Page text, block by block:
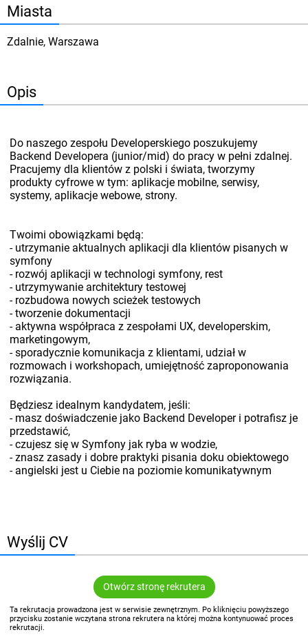
Miasta
Zdalnie, Warszawa
Opis
Do naszego zespołu Developerskiego poszukujemy
Backend Developera (junior/mid) do pracy w pełni zdalnej.
Pracujemy dla klientów z polski i świata, tworzymy
produkty cyfrowe w tym: aplikacje mobilne, serwisy,
systemy, aplikacje webowe, strony.
Twoimi obowiązkami będą:
- utrzymanie aktualnych aplikacji dla klientów pisanych w
symfony
- rozwój aplikacji w technologi symfony, rest
- utrzymywanie architektury testowej
- rozbudowa nowych scieżek testowych
- tworzenie dokumentacji
- aktywna współpraca z zespołami UX, developerskim,
marketingowym,
- sporadycznie komunikacja z klientami, udział w
rozmowach i workshopach, umiejętność zaproponowania
rozwiązania.
Będziesz idealnym kandydatem, jeśli:
- masz doświadczenie jako Backend Developer i potrafisz je
przedstawić,
- czujesz się w Symfony jak ryba w wodzie,
- znasz zasady i dobre praktyki pisania doku obiektowego
- angielski jest u Ciebie na poziomie komunikatywnym
Wyślij CV
Otwórz stronę rekrutera
Ta rekrutacja prowadzona jest w serwisie zewnętrznym. Po kliknięciu powyższego
przycisku zostanie wczytana strona rekrutera na której można kontynuować proces
rekrutacji.